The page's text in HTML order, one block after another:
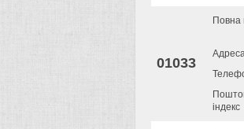
01033
Повна
індекс